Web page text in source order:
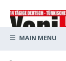
MAIN MENU